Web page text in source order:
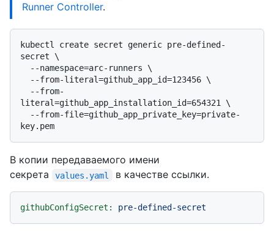
Runner Controller.
kubectl create secret generic pre-defined-
secret \
literal=github_app_installation_id=654321 \
В копии передаваемого имени
секрета
values.yaml в качестве ссылки.
githubConfigSecret: pre-defined-secret